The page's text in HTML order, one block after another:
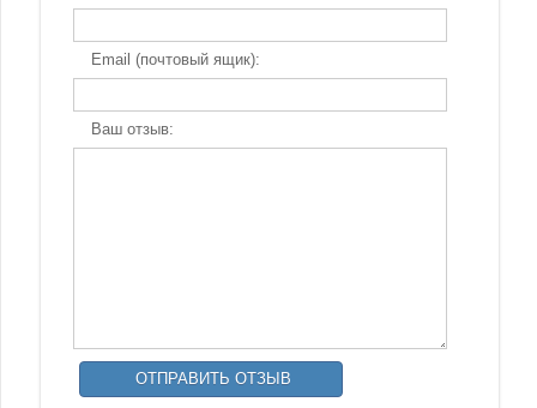
Email (почтовый ящик):
Ваш отзыв: